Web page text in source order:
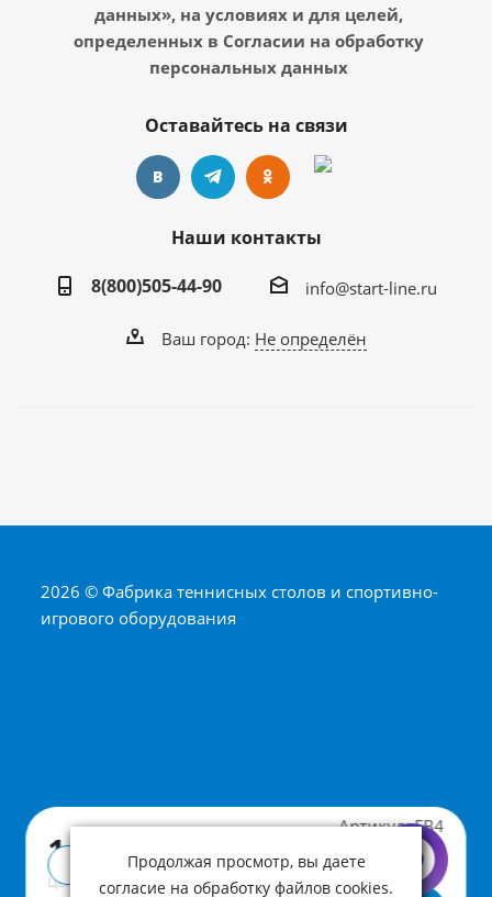
Артикул: FB4
1 190 ₽
Цена с учетом НДС
Купить в 1 клик
данных», на условиях и для целей,
определенных в Согласии на обработку
персональных данных
Оставайтесь на связи
Наши контакты
8(800)505-44-90
info@start-line.ru
Ваш город: Не определён
2026 © Фабрика теннисных столов и спортивно-
игрового оборудования
Продолжая просмотр, вы даете
согласие на обработку файлов cookies.